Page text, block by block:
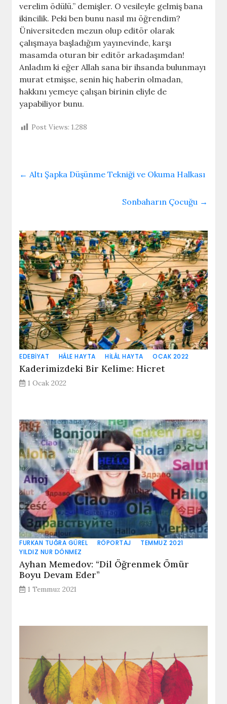
verelim ödülü.” demişler. O vesileyle gelmiş bana
ikincilik. Peki ben bunu nasıl mı öğrendim?
Üniversiteden mezun olup editör olarak
çalışmaya başladığım yayınevinde, karşı
masamda oturan bir editör arkadaşımdan!
Anladım ki eğer Allah sana bir ihsanda bulunmayı
murat etmişse, senin hiç haberin olmadan,
hakkını yemeye çalışan birinin eliyle de
yapabiliyor bunu.
Post Views: 1.288
← Altı Şapka Düşünme Tekniği ve Okuma Halkası
Sonbaharın Çocuğu →
EDEBIYAT HÂLE HAYTA HILÂL HAYTA OCAK 2022
Kaderimizdeki Bir Kelime: Hicret
1 Ocak 2022
FURKAN TUĞRA GÜREL RÖPORTAJ
TEMMUZ 2021
YILDIZ NUR DÖNMEZ
Ayhan Memedov: “Dil Öğrenmek Ömür
Boyu Devam Eder”
1 Temmuz 2021